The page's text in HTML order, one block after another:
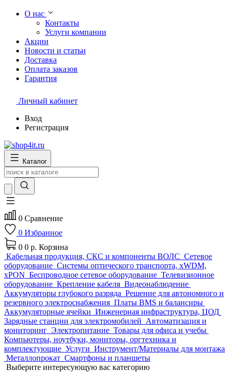
О нас
Контакты
Услуги компании
Акции
Новости и статьи
Доставка
Оплата заказов
Гарантия
Личный кабинет
Вход
Регистрация
Каталог
0 Сравнение
0 Избранное
0 0 р. Корзина
Кабельная продукция, СКС и компоненты ВОЛС Сетевое
оборудование Системы оптического транспорта, xWDM,
xPON Беспроводное сетевое оборудование Телевизионное
оборудование Крепление кабеля Видеонаблюдение
Аккумуляторы глубокого разряда Решение для автономного и
резервного электроснабжения Платы BMS и балансиры
Аккумуляторные ячейки Инженерная инфраструктура, ЦОД
Зарядные станции для электромобилей Автоматизация и
мониторинг Электропитание Товары для офиса и учебы
Компьютеры, ноутбуки, мониторы, оргтехника и
комплектующие Услуги Инструмент/Материалы для монтажа
Металлопрокат Смартфоны и планшеты
Выберите интересующую вас категорию